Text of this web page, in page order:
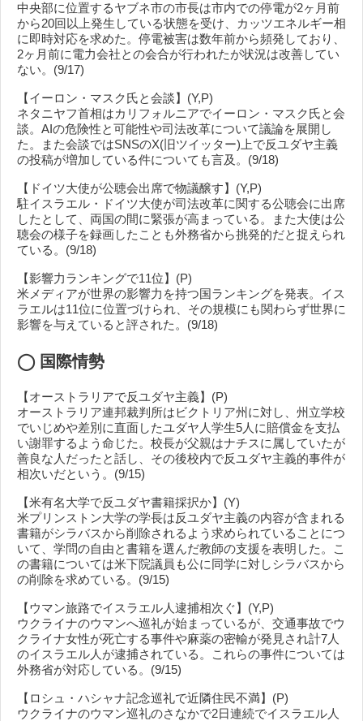
中央部に位置するヤブネ市の市長は市内での停電が2ヶ月前
から20回以上発生している状態を受け、カッツエネルギー相
に即時対応を求めた。停電被害は数年前から頻発しており、
2ヶ月前に電力会社との会合が行われたが状況は改善してい
ない。(9/17)
【イーロン・マスク氏と会談】(Y,P)
ネタニヤフ首相はカリフォルニアでイーロン・マスク氏と会
談。AIの危険性と可能性や司法改革について議論を展開し
た。また会談ではSNSのX(旧ツイッター)上で反ユダヤ主義
の投稿が増加している件についても言及。(9/18)
【ドイツ大使が公聴会出席で物議醸す】(Y,P)
駐イスラエル・ドイツ大使が司法改革に関する公聴会に出席
したとして、両国の間に緊張が高まっている。また大使は公
聴会の様子を録画したことも外務省から挑発的だと捉えられ
ている。(9/18)
【影響力ランキングで11位】(P)
米メディアが世界の影響力を持つ国ランキングを発表。イス
ラエルは11位に位置づけられ、その規模にも関わらず世界に
影響を与えていると評された。(9/18)
◯ 国際情勢
【オーストラリアで反ユダヤ主義】(P)
オーストラリア連邦裁判所はビクトリア州に対し、州立学校
でいじめや差別に直面したユダヤ人学生5人に賠償金を支払
い謝罪するよう命じた。校長が父親はナチスに属していたが
善良な人だったと話し、その後校内で反ユダヤ主義的事件が
相次いだという。(9/15)
【米有名大学で反ユダヤ書籍採択か】(Y)
米プリンストン大学の学長は反ユダヤ主義の内容が含まれる
書籍がシラバスから削除されるよう求められていることにつ
いて、学問の自由と書籍を選んだ教師の支援を表明した。こ
の書籍については米下院議員も公に同学に対しシラバスから
の削除を求めている。(9/15)
【ウマン旅路でイスラエル人逮捕相次ぐ】(Y,P)
ウクライナのウマンへ巡礼が始まっているが、交通事故でウ
クライナ女性が死亡する事件や麻薬の密輸が発見され計7人
のイスラエル人が逮捕されている。これらの事件については
外務省が対応している。(9/15)
【ロシュ・ハシャナ記念巡礼で近隣住民不満】(P)
ウクライナのウマン巡礼のさなかで2日連続でイスラエル人